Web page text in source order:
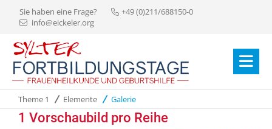
Sie haben eine Frage?
+49 (0)211/688150-0
info@eickeler.org
Theme 1 Elemente Galerie
1 Vorschaubild pro Reihe